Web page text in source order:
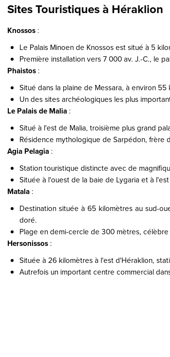
Sites Touristiques à Héraklion
Knossos :
Le Palais Minoen de Knossos est situé à 5
Première installation vers 7 000 av. J.-C., le
Phaistos :
Situé dans la plaine de Messara, à environ
Un des sites archéologiques les plus
Le Palais de Malia :
Situé à l'est de Malia, troisième plus grand
Résidence mythologique de Sarpédon, frère
Agia Pelagia :
Station touristique distincte avec de
Située à l'ouest de la baie de Lygaria et à
Matala :
Destination située à 65 kilomètres au sud-
doré.
Plage en demi-cercle de 300 mètres,
Hersonissos :
Située à 26 kilomètres à l'est d'Héraklion,
Autrefois un important centre commercial